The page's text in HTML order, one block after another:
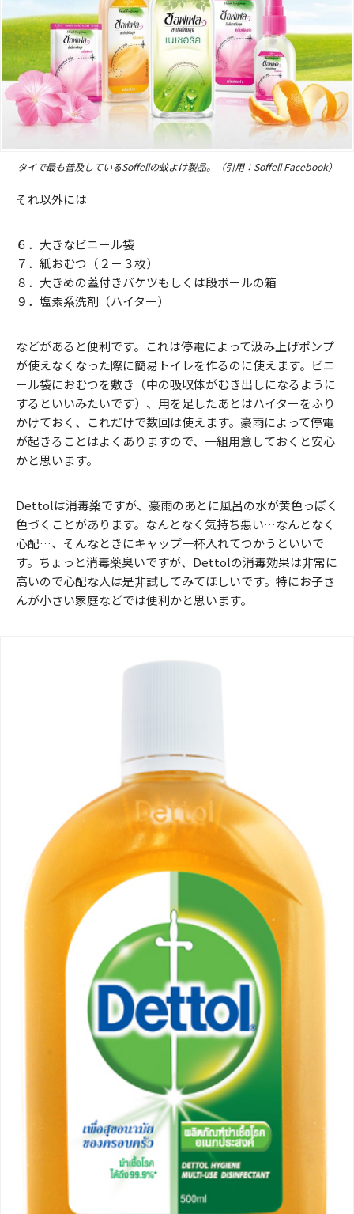
タイで最も普及しているSoffellの蚊よけ製品。（引用：Soffell Facebook）
それ以外には
６．大きなビニール袋
７．紙おむつ（２－３枚）
８．大きめの蓋付きバケツもしくは段ボールの箱
９．塩素系洗剤（ハイター）
などがあると便利です。これは停電によって汲み上げポンプ
が使えなくなった際に簡易トイレを作るのに使えます。ビニ
ール袋におむつを敷き（中の吸収体がむき出しになるように
するといいみたいです）、用を足したあとはハイターをふり
かけておく、これだけで数回は使えます。豪雨によって停電
が起きることはよくありますので、一組用意しておくと安心
かと思います。
Dettolは消毒薬ですが、豪雨のあとに風呂の水が黄色っぽく
色づくことがあります。なんとなく気持ち悪い…なんとなく
心配…、そんなときにキャップ一杯入れてつかうといいで
す。ちょっと消毒薬臭いですが、Dettolの消毒効果は非常に
高いので心配な人は是非試してみてほしいです。特にお子さ
んが小さい家庭などでは便利かと思います。